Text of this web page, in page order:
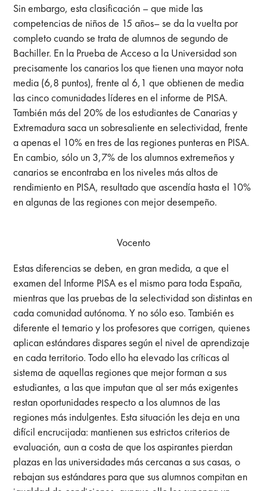
Sin embargo, esta clasificación – que mide las
competencias de niños de 15 años– se da la vuelta por
completo cuando se trata de alumnos de segundo de
Bachiller. En la Prueba de Acceso a la Universidad son
precisamente los canarios los que tienen una mayor nota
media (6,8 puntos), frente al 6,1 que obtienen de media
las cinco comunidades líderes en el informe de PISA.
También más del 20% de los estudiantes de Canarias y
Extremadura saca un sobresaliente en selectividad, frente
a apenas el 10% en tres de las regiones punteras en PISA.
En cambio, sólo un 3,7% de los alumnos extremeños y
canarios se encontraba en los niveles más altos de
rendimiento en PISA, resultado que ascendía hasta el 10%
en algunas de las regiones con mejor desempeño.
Vocento
Estas diferencias se deben, en gran medida, a que el
examen del Informe PISA es el mismo para toda España,
mientras que las pruebas de la selectividad son distintas en
cada comunidad autónoma. Y no sólo eso. También es
diferente el temario y los profesores que corrigen, quienes
aplican estándares dispares según el nivel de aprendizaje
en cada territorio. Todo ello ha elevado las críticas al
sistema de aquellas regiones que mejor forman a sus
estudiantes, a las que imputan que al ser más exigentes
restan oportunidades respecto a los alumnos de las
regiones más indulgentes. Esta situación les deja en una
difícil encrucijada: mantienen sus estrictos criterios de
evaluación, aun a costa de que los aspirantes pierdan
plazas en las universidades más cercanas a sus casas, o
rebajan sus estándares para que sus alumnos compitan en